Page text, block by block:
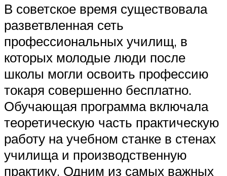
В советское время существовала
разветвленная сеть
профессиональных училищ, в
которых молодые люди после
школы могли освоить профессию
токаря совершенно бесплатно.
Обучающая программа включала
теоретическую часть практическую
работу на учебном станке в стенах
училища и производственную
практику. Одним из самых важных